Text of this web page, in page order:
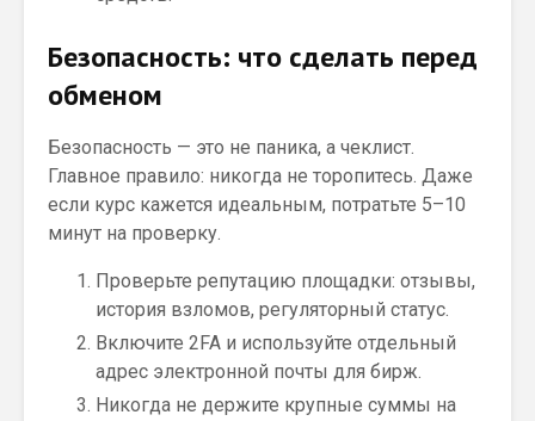
Безопасность: что сделать перед
обменом
Безопасность — это не паника, а чеклист.
Главное правило: никогда не торопитесь. Даже
если курс кажется идеальным, потратьте 5–10
минут на проверку.
Проверьте репутацию площадки: отзывы,
история взломов, регуляторный статус.
Включите 2FA и используйте отдельный
адрес электронной почты для бирж.
Никогда не держите крупные суммы на